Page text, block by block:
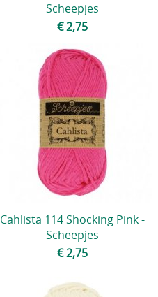
Scheepjes
€ 2,75
Cahlista 114 Shocking Pink -
Scheepjes
€ 2,75